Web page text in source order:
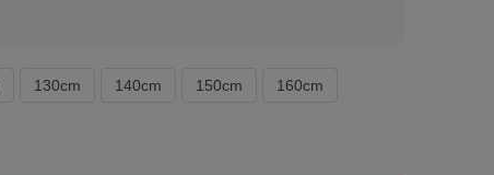
130cm 140cm 150cm 160cm